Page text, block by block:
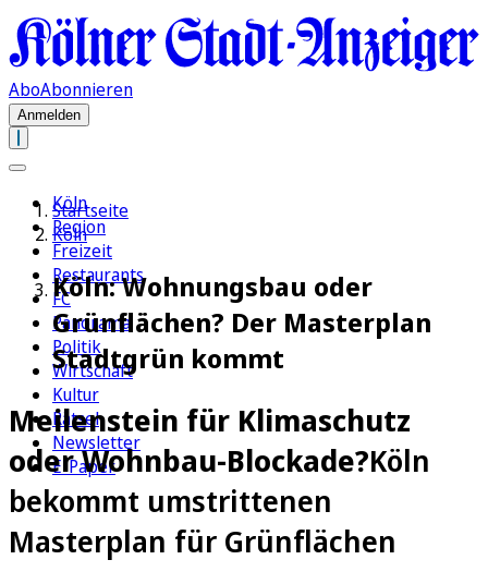
AboAbonnieren
Anmelden
Köln
Region
Freizeit
Restaurants
FC
Panorama
Politik
Wirtschaft
Kultur
Rätsel
Newsletter
E-Paper
Startseite
Köln
Köln: Wohnungsbau oder
Grünflächen? Der Masterplan
Stadtgrün kommt
Meilenstein für Klimaschutz
oder Wohnbau-Blockade?Köln
bekommt umstrittenen
Masterplan für Grünflächen